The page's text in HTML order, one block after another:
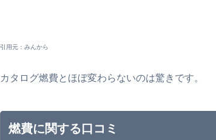
引用元：みんから
カタログ燃費とほぼ変わらないのは驚きです。
燃費に関する口コミ